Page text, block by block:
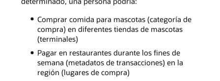
Comprar comida para mascotas (categoría de
compra) en diferentes tiendas de mascotas
(terminales)
Pagar en restaurantes durante los fines de
semana (metadatos de transacciones) en la
región (lugares de compra)